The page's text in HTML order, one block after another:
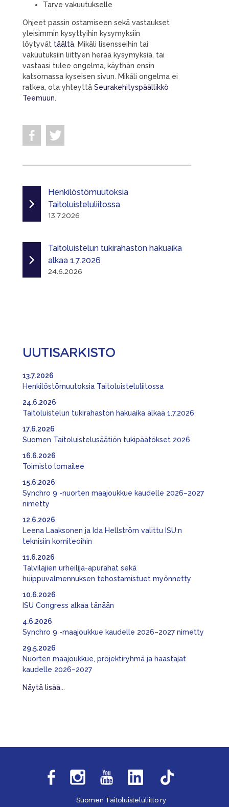
Tarve vakuutukselle
Ohjeet passin ostamiseen sekä vastaukset
yleisimmin kysyttyihin kysymyksiin
löytyvät täältä. Mikäli lisensseihin tai
vakuutuksiin liittyen herää kysymyksiä, tai
vastaasi tulee ongelma, käythän ensin
katsomassa kyseisen sivun. Mikäli ongelma ei
ratkea, ota yhteyttä Seurakehityspäällikkö
Teemuun.
Henkilöstömuutoksia
Taitoluisteluliitossa
13.7.2026
Taitoluistelun tukirahaston hakuaika
alkaa 1.7.2026
24.6.2026
UUTISARKISTO
Henkilöstömuutoksia Taitoluisteluliitossa
13.7.2026
Taitoluistelun tukirahaston hakuaika alkaa 1.7.2026
24.6.2026
Suomen Taitoluistelusäätiön tukipäätökset 2026
17.6.2026
Toimisto lomailee
16.6.2026
Synchro 9 -nuorten maajoukkue kaudelle 2026–2027
nimetty
15.6.2026
Leena Laaksonen ja Ida Hellström valittu ISU:n
teknisiin komiteoihin
12.6.2026
Talvilajien urheilija-apurahat sekä
huippuvalmennuksen tehostamistuet myönnetty
11.6.2026
ISU Congress alkaa tänään
10.6.2026
Synchro 9 -maajoukkue kaudelle 2026–2027 nimetty
4.6.2026
Nuorten maajoukkue, projektiryhmä ja haastajat
kaudelle 2026–2027
29.5.2026
Näytä lisää...
Suomen Taitoluisteluliitto ry